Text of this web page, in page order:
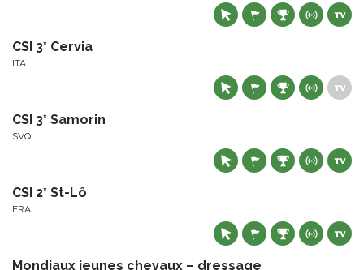
CSI 3* Cervia
ITA
CSI 3* Samorin
SVQ
CSI 2* St-Lô
FRA
Mondiaux jeunes chevaux – dressage